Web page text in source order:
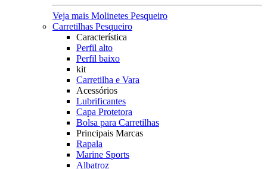
Veja mais Molinetes Pesqueiro
Carretilhas Pesqueiro
Característica
Perfil alto
Perfil baixo
kit
Carretilha e Vara
Acessórios
Lubrificantes
Capa Protetora
Bolsa para Carretilhas
Principais Marcas
Rapala
Marine Sports
Albatroz